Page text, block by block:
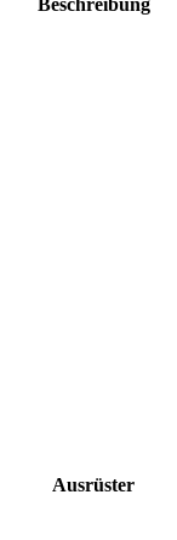
Ausrüster